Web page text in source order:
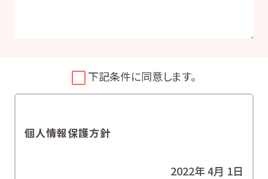
下記条件に同意します。
個人情報保護方針
2022年 4月 1日